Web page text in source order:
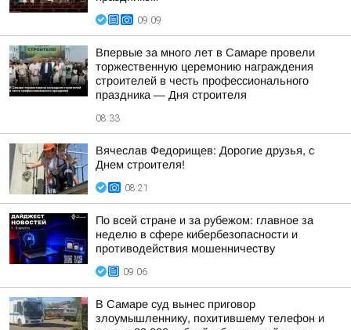
09:09
Впервые за много лет в Самаре провели
торжественную церемонию награждения
строителей в честь профессионального
праздника — Дня строителя
08:33
Вячеслав Федорищев: Дорогие друзья, с
Днем строителя!
08:21
По всей стране и за рубежом: главное за
неделю в сфере кибербезопасности и
противодействия мошенничеству
09:06
В Самаре суд вынес приговор
злоумышленнику, похитившему телефон и